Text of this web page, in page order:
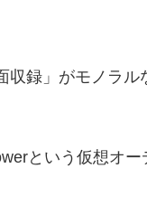
録」がモノラ
という仮想オ